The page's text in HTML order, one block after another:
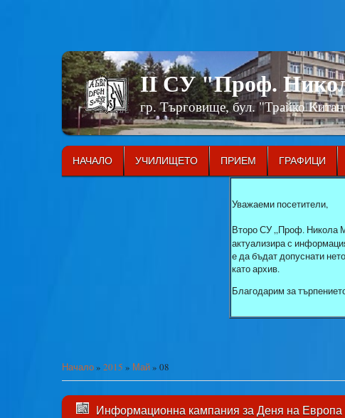
II СУ "Проф.
гр. Търговище, бул. "Трайко
НАЧАЛО УЧИЛИЩЕТО ПРИЕМ ГРАФИЦИ
Уважаеми посетители,
Второ СУ „Проф. Никола
актуализира с
е да бъдат допуснати
като архив.
Благодарим за
Начало» 2015 » Май» 08
Информационна кампания за Деня на Европа